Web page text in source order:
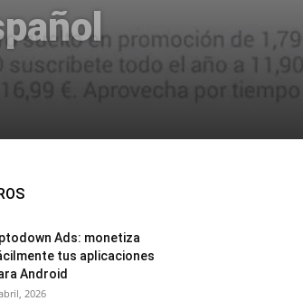
Ads: monetiza
tus aplicaciones
Android
2026